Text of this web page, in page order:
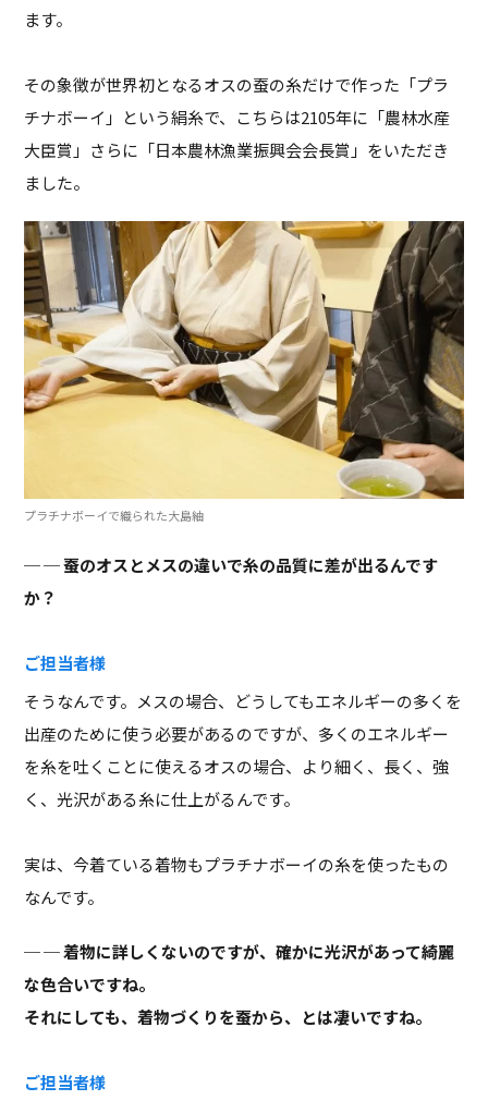
ます。
その象徴が世界初となるオスの蚕の糸だけで作った「プラ
チナボーイ」という絹糸で、こちらは2105年に「農林水産
大臣賞」さらに「日本農林漁業振興会会長賞」をいただき
ました。
プラチナボーイで織られた大島紬
─ 蚕のオスとメスの違いで糸の品質に差が出るんです
か？
ご担当者様
そうなんです。メスの場合、どうしてもエネルギーの多くを
出産のために使う必要があるのですが、多くのエネルギー
を糸を吐くことに使えるオスの場合、より細く、長く、強
く、光沢がある糸に仕上がるんです。
実は、今着ている着物もプラチナボーイの糸を使ったもの
なんです。
─ 着物に詳しくないのですが、確かに光沢があって綺麗
な色合いですね。
それにしても、着物づくりを蚕から、とは凄いですね。
ご担当者様